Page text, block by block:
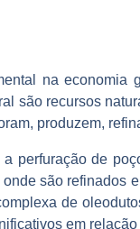
na
são recursos
produzem,
perfuração de
são
de
em